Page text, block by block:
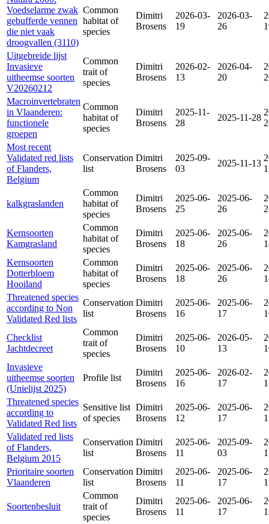
Voedselarme zwak
gebufferde vennen
die niet vaak
droogvallen (3110)
Common
habitat of
species
Dimitri
Brosens
2026-03-
19
2026-03-
26
Uitgebreide lijst
Invasieve
uitheemse soorten
V20260212
Common
trait of
species
Dimitri
Brosens
2026-02-
13
2026-04-
20
Macroinvertebraten
in Vlaanderen:
functionele
groepen
Common
habitat of
species
Dimitri
Brosens
2025-11-
28
2025-11-28
Most recent
Validated red lists
of Flanders,
Belgium
Conservation
list
Dimitri
Brosens
2025-09-
03
2025-11-13
kalkgraslanden
Common
habitat of
species
Dimitri
Brosens
2025-06-
25
2025-06-
26
Kernsoorten
Kamgrasland
Common
habitat of
species
Dimitri
Brosens
2025-06-
18
2025-06-
26
Kernsoorten
Dotterbloem
Hooiland
Common
habitat of
species
Dimitri
Brosens
2025-06-
18
2025-06-
26
Threatened species
according to Non
Validated Red lists
Conservation
list
Dimitri
Brosens
2025-06-
16
2025-06-
17
Checklist
Jachtdecreet
Common
trait of
species
Dimitri
Brosens
2025-06-
10
2026-05-
13
Invasieve
uitheemse soorten
(Unielijst 2025)
Profile list
Dimitri
Brosens
2025-06-
16
2026-02-
17
Threatened species
according to
Validated Red lists
Sensitive list
of species
Dimitri
Brosens
2025-06-
12
2025-06-
17
Validated red lists
of Flanders,
Belgium 2015
Conservation
list
Dimitri
Brosens
2025-06-
11
2025-09-
03
Prioritaire soorten
Vlaanderen
Conservation
list
Dimitri
Brosens
2025-06-
11
2025-06-
17
Soortenbesluit
Common
trait of
species
Dimitri
Brosens
2025-06-
11
2025-06-
17